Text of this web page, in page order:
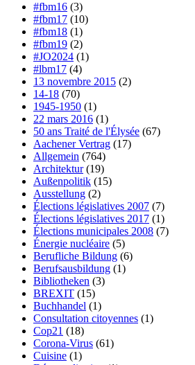
#fbm16 (3)
#fbm17 (10)
#fbm18 (1)
#fbm19 (2)
#JO2024 (1)
#lbm17 (4)
13 novembre 2015 (2)
14-18 (70)
1945-1950 (1)
22 mars 2016 (1)
50 ans Traité de l'Élysée (67)
Aachener Vertrag (17)
Allgemein (764)
Architektur(19)
Außenpolitik (15)
Ausstellung (2)
Élections législatives 2007 (7)
Élections législatives 2017 (1)
Élections municipales 2008 (7)
Énergie nucléaire (5)
Berufliche Bildung (6)
Berufsausbildung (1)
Bibliotheken (3)
BREXIT (15)
Buchhandel (1)
Consultation citoyennes (1)
Cop21 (18)
Corona-Virus (61)
Cuisine (1)